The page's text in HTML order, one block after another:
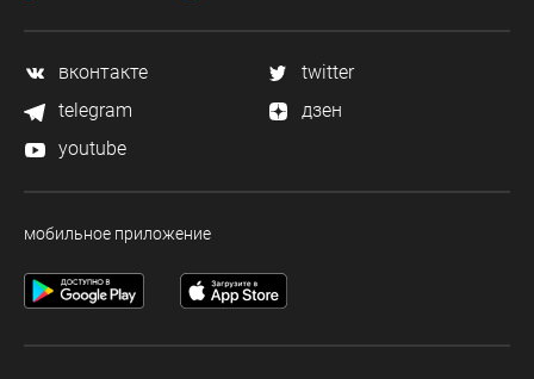
вконтакте
twitter
telegram
дзен
youtube
мобильное приложение